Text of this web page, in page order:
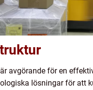
avgörande för en
lösningar för att